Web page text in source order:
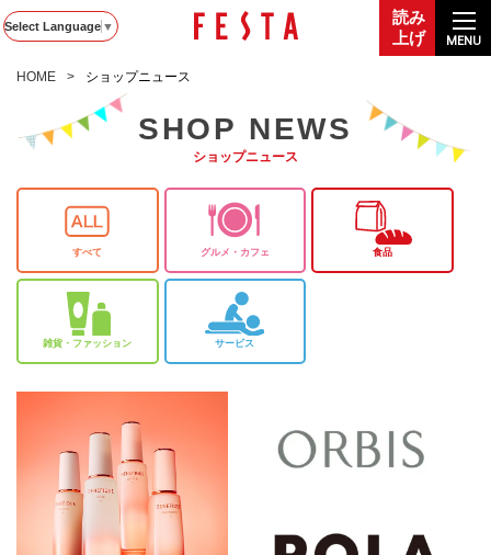
読み
上げ
Select Language ▼
MENU
HOME ショップニュース
SHOP NEWS
ショップニュース
すべて グルメ・カフェ 食品
雑貨・ファッション サービス